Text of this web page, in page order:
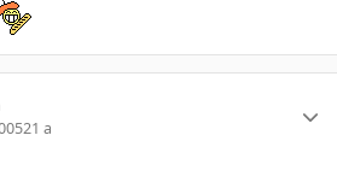
21 a